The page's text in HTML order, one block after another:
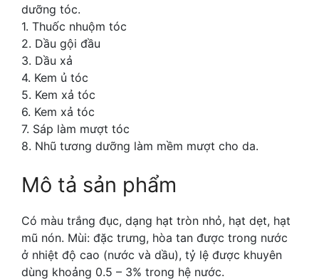
dưỡng tóc.
1. Thuốc nhuộm tóc
2. Dầu gội đầu
3. Dầu xả
4. Kem ủ tóc
5. Kem xả tóc
6. Kem xả tóc
7. Sáp làm mượt tóc
8. Nhũ tương dưỡng làm mềm mượt cho da.
Mô tả sản phẩm
Có màu trắng đục, dạng hạt tròn nhỏ, hạt dẹt, hạt
mũ nón. Mùi: đặc trưng, hòa tan được trong nước
ở nhiệt độ cao (nước và dầu), tỷ lệ được khuyên
dùng khoảng 0.5 – 3% trong hệ nước.